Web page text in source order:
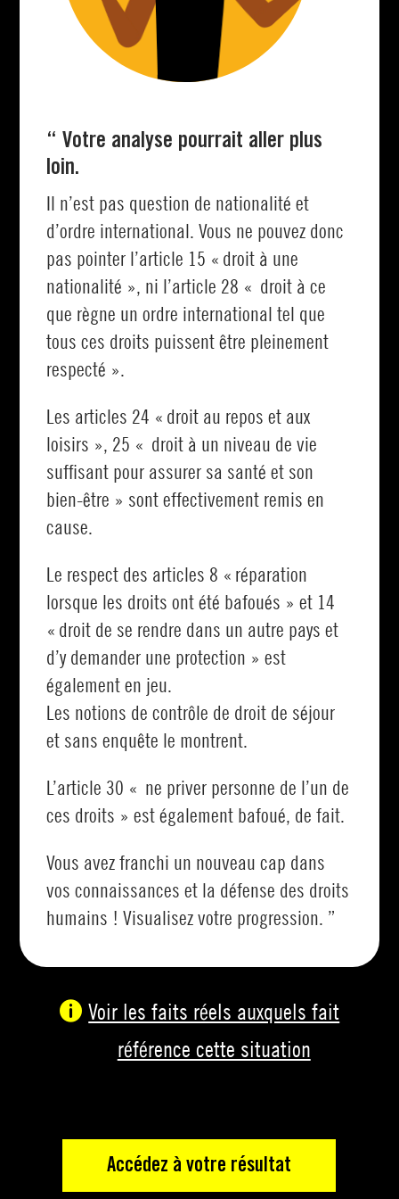
“ Votre analyse pourrait aller plus
loin.
Il n’est pas question de nationalité et
d’ordre international. Vous ne pouvez donc
pas pointer l’article 15 « droit à une
nationalité », ni l’article 28 « droit à ce
que règne un ordre international tel que
tous ces droits puissent être pleinement
respecté ».
Les articles 24 « droit au repos et aux
loisirs », 25 « droit à un niveau de vie
suffisant pour assurer sa santé et son
bien-être » sont effectivement remis en
cause.
Le respect des articles 8 « réparation
lorsque les droits ont été bafoués » et 14
« droit de se rendre dans un autre pays et
d’y demander une protection » est
également en jeu.
Les notions de contrôle de droit de séjour
et sans enquête le montrent.
L’article 30 « ne priver personne de l’un de
ces droits » est également bafoué, de fait.
Vous avez franchi un nouveau cap dans
vos connaissances et la défense des droits
humains ! Visualisez votre progression. ”
Voir les faits réels auxquels fait
référence cette situation
Accédez à votre résultat